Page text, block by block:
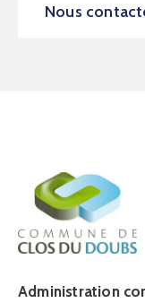
Nous
Administration